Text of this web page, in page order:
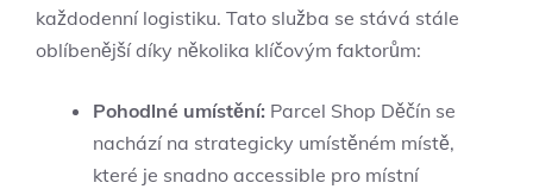
každodenní logistiku. Tato služba se stává stále
oblíbenější díky několika klíčovým faktorům:
Pohodlné umístění: Parcel Shop Děčín se
nachází na strategicky umístěném místě,
které je snadno accessible pro místní